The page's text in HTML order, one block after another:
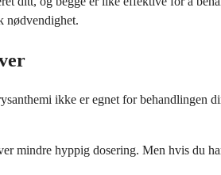
nødvendighet.
ikke er egnet for behandlingen
mindre hyppig dosering. Men hvis du